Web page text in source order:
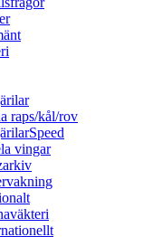
raps/kål/rov
vingar